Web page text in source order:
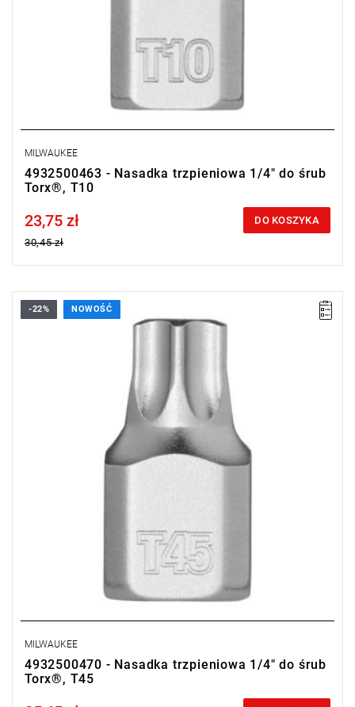
MILWAUKEE
4932500463 - Nasadka trzpieniowa 1/4" do śrub
Torx®, T10
Price tax included
23,75 zł
30,45 zł
DO KOSZYKA
-22% NOWOŚĆ
MILWAUKEE
4932500470 - Nasadka trzpieniowa 1/4" do śrub
Torx®, T45